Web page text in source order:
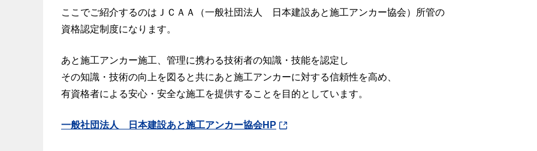
ここでご紹介するのはＪＣＡＡ（一般社団法人 日本建設あと施工アンカー協会）所管の
資格認定制度になります。
あと施工アンカー施工、管理に携わる技術者の知識・技能を認定し
その知識・技術の向上を図ると共にあと施工アンカーに対する信頼性を高め、
有資格者による安心・安全な施工を提供することを目的としています。
一般社団法人 日本建設あと施工アンカー協会HP